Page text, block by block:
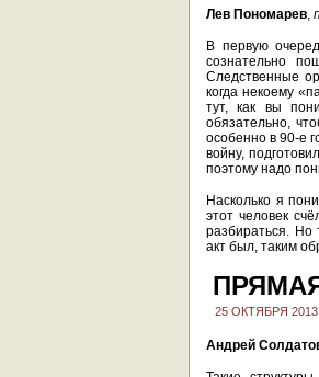
Лев Пономарев,
В первую
сознательно
Следственные
когда некоему
тут, как вы
обязательно,
особенно в 90-е
войну,
поэтому надо
Насколько я
этот человек
разбираться. Но
акт был, таким
25 ОКТЯБРЯ 2013
Андрей